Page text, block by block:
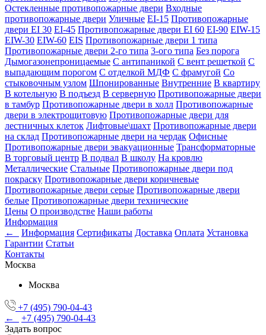
Остекленные противопожарные двери Входные
противопожарные двери Уличные EI-15 Противопожарные
двери EI 30 EI-45 Противопожарные двери EI 60 EI-90 EIW-15
EIW-30 EIW-60 EIS Противопожарные двери 1 типа
Противопожарные двери 2-го типа 3-ого типа Без порога
Дымогазонепроницаемые С антипаникой С вент решеткой С
выпадающим порогом С отделкой МДФ С фрамугой Со
стыковочным узлом Шпонированные Внутренние В квартиру
В котельную В подъезд В серверную Противопожарные двери
в тамбур Противопожарные двери в холл Противопожарные
двери в электрощитовую Противопожарные двери для
лестничных клеток Лифтовые\шахт Противопожарные двери
на склад Противопожарные двери на чердак Офисные
Противопожарные двери эвакуационные Трансформаторные
В торговый центр В подвал В школу На кровлю
Металлические Стальные Противопожарные двери под
покраску Противопожарные двери коричневые
Противопожарные двери серые Противопожарные двери
белые Противопожарные двери технические
Цены О производстве Наши работы
Информация
←
Информация Сертификаты Доставка Оплата Установка
Гарантии Статьи
Контакты
Москва
Москва
+7 (495) 790-04-43
←
+7 (495) 790-04-43
Задать вопрос